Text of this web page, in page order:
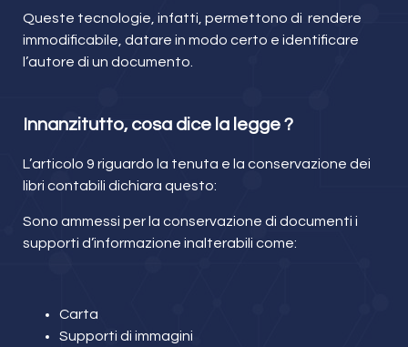
Queste tecnologie, infatti, permettono di rendere
immodificabile, datare in modo certo e identificare
l’autore di un documento.
Innanzitutto, cosa dice la legge ?
L’articolo 9 riguardo la tenuta e la conservazione dei
libri contabili dichiara questo:
Sono ammessi per la conservazione di documenti i
supporti d’informazione inalterabili come:
Carta
Supporti di immagini